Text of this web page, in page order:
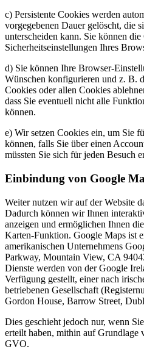
c) Persistente Cookies werden
vorgegebenen Dauer gelöscht, die
unterscheiden kann. Sie können
Sicherheitseinstellungen Ihres
d) Sie können Ihre Browser-
Wünschen konfigurieren und z. B.
Cookies oder allen Cookies
dass Sie eventuell nicht alle
können.
e) Wir setzen Cookies ein, um Sie
können, falls Sie über einen
müssten Sie sich für jeden Besuch
Einbindung von Google
Weiter nutzen wir auf der Website
Dadurch können wir Ihnen
anzeigen und ermöglichen Ihnen
Karten-Funktion. Google Maps ist
amerikanischen Unternehmens
Parkway, Mountain View, CA
Dienste werden von der Google
Verfügung gestellt, einer nach
betriebenen Gesellschaft
Gordon House, Barrow Street,
Dies geschieht jedoch nur, wenn
erteilt haben, mithin auf
GVO.